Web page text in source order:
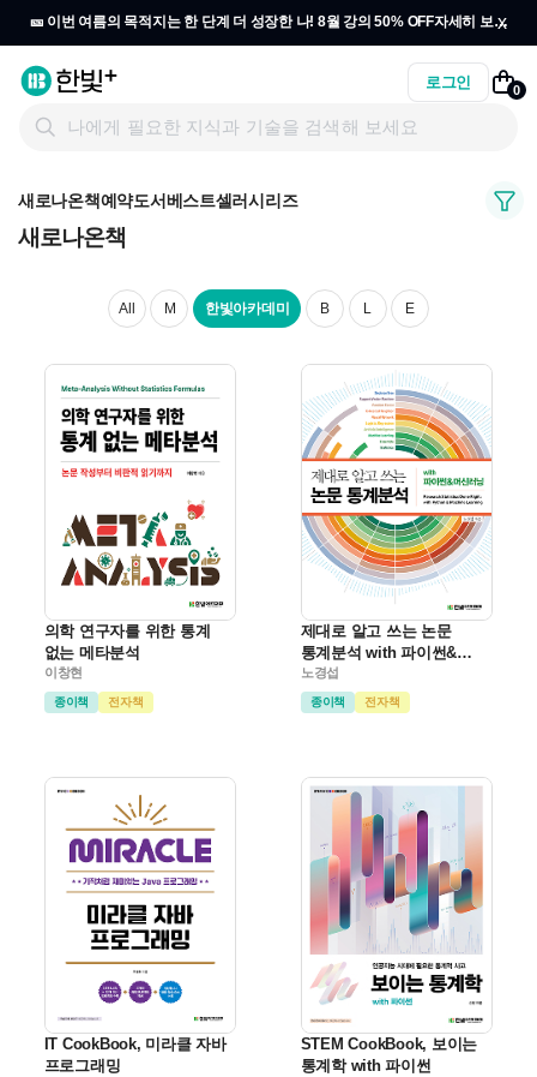
🎫 이번 여름의 목적지는 한 단계 더 성장한 나! 8월 강의 50% OFF자세히 보기
x
로그인 0
새로나온책예약도서베스트셀러시리즈
새로나온책
All M 한빛아카데미 B L E
의학 연구자를 위한 통계
없는 메타분석
이창현
종이책 전자책
제대로 알고 쓰는 논문
통계분석 with 파이썬&
머신러닝
노경섭
종이책 전자책
IT CookBook, 미라클 자바
프로그래밍
STEM CookBook, 보이는
통계학 with 파이썬